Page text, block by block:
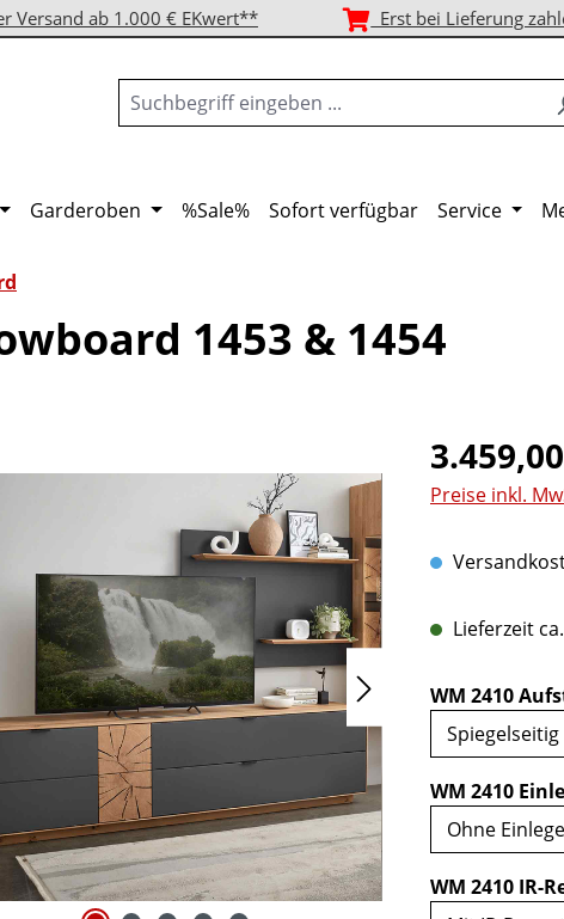
Versand ab 1.000 € EKwert** Erst bei Lieferung
Garderoben %Sale% Sofort verfügbar Service
1453 & 1454
Regulärer Preis:
Preise inkl.
Lieferzeit
WM 2410
WM 2410
WM 2410 IR-